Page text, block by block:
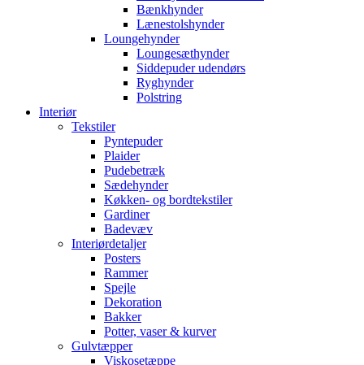
Bænkhynder
Lænestolshynder
Loungehynder
Loungesæthynder
Siddepuder udendørs
Ryghynder
Polstring
Interiør
Tekstiler
Pyntepuder
Plaider
Pudebetræk
Sædehynder
Køkken- og bordtekstiler
Gardiner
Badevæv
Interiørdetaljer
Posters
Rammer
Spejle
Dekoration
Bakker
Potter, vaser & kurver
Gulvtæpper
Viskosetæppe